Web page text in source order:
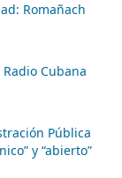
Romañach
Cubana
Pública
y “abierto”